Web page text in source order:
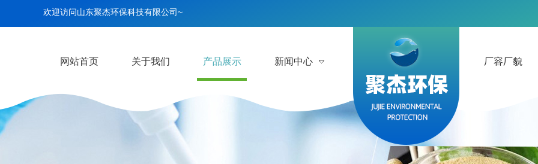
欢迎访问山东聚杰环保科技有限公司~
网站首页 关于我们 产品展示 新闻中心 厂容厂貌